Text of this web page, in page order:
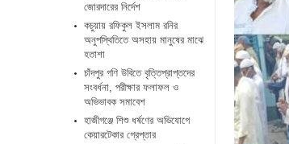
জোরদারের নির্দেশ
কচুয়ায় রফিকুল ইসলাম রনির
অনুপস্থিতিতে অসহায় মানুষের মাঝে
হতাশা
চাঁদপুর গণি উবিতে বৃত্তিপ্রাপ্তদের
সংবর্ধনা, পরীক্ষার ফলাফল ও
অভিভাবক সমাবেশ
হাজীগঞ্জে শিশু ধর্ষণের অভিযোগে
কেয়ারটেকার গ্রেপ্তার